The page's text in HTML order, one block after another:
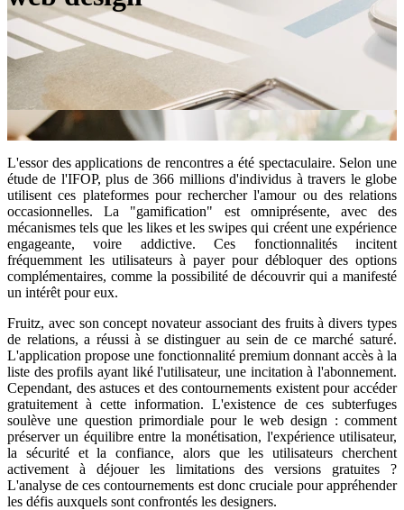
L'essor des applications de rencontres a été spectaculaire. Selon une
étude de l'IFOP, plus de 366 millions d'individus à travers le globe
utilisent ces plateformes pour rechercher l'amour ou des relations
occasionnelles. La "gamification" est omniprésente, avec des
mécanismes tels que les likes et les swipes qui créent une expérience
engageante, voire addictive. Ces fonctionnalités incitent
fréquemment les utilisateurs à payer pour débloquer des options
complémentaires, comme la possibilité de découvrir qui a manifesté
un intérêt pour eux.
Fruitz, avec son concept novateur associant des fruits à divers types
de relations, a réussi à se distinguer au sein de ce marché saturé.
L'application propose une fonctionnalité premium donnant accès à la
liste des profils ayant liké l'utilisateur, une incitation à l'abonnement.
Cependant, des astuces et des contournements existent pour accéder
gratuitement à cette information. L'existence de ces subterfuges
soulève une question primordiale pour le web design : comment
préserver un équilibre entre la monétisation, l'expérience utilisateur,
la sécurité et la confiance, alors que les utilisateurs cherchent
activement à déjouer les limitations des versions gratuites ?
L'analyse de ces contournements est donc cruciale pour appréhender
les défis auxquels sont confrontés les designers.